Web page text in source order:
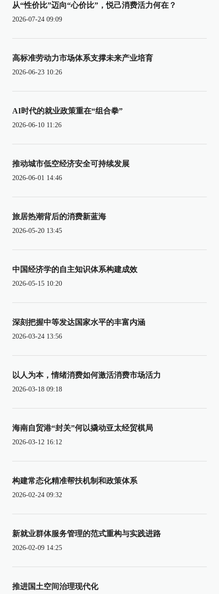
从“性价比”迈向“心价比”，悦己消费活力何在？
2026-07-24 09:09
高标准劳动力市场体系支撑未来产业培育
2026-06-23 10:26
AI时代的就业政策重在“组合拳”
2026-06-10 11:26
推动城市低空经济安全可持续发展
2026-06-01 14:46
旅居热潮背后的消费新蓝海
2026-05-20 13:45
中国经济学的自主知识体系构建成效
2026-05-15 10:20
深刻把握中等发达国家水平的丰富内涵
2026-03-24 13:56
以人为本，情绪消费如何激活消费市场活力
2026-03-18 09:18
海南自贸港“封关”何以撬动亚太经贸棋局
2026-03-12 16:12
构建常态化精准帮扶机制和政策体系
2026-02-24 09:32
新就业群体服务管理的范式重构与实践进路
2026-02-09 14:25
推进国土空间治理现代化